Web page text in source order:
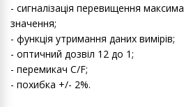
- сигналізація перевищення
значення;
- функція утримання даних вимірів;
- оптичний дозвіл 12 до 1;
- перемикач С/F;
- похибка +/- 2%.